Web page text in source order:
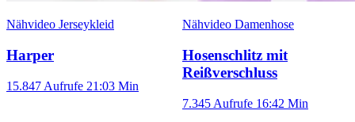
Nähvideo Jerseykleid
Harper
15.847 Aufrufe 21:03 Min
Nähvideo Damenhose
Hosenschlitz mit
Reißverschluss
7.345 Aufrufe 16:42 Min